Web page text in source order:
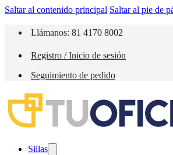
Saltar al contenido principal Saltar al pie de
Llámanos: 81 4170 8002
Registro / Inicio de sesión
Seguimiento de pedido
Sillas